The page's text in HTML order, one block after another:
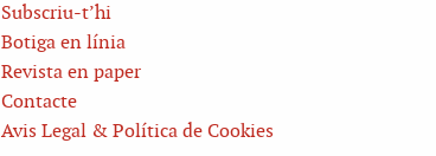
Subscriu-t’hi
Botiga en línia
Revista en paper
Contacte
Avis Legal & Política de Cookies